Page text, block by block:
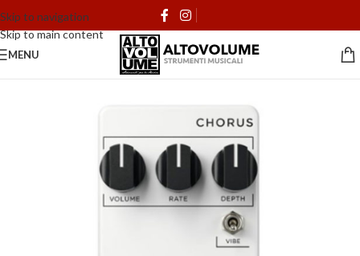
Skip to navigation
Skip to main content
MENU